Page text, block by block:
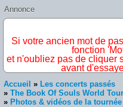
Annonce
Si votre ancien mot de
fonction
et n'oubliez pas de cliquer
avant
Accueil » Les concerts passés
» The Book Of Souls World Tour
» Photos & vidéos de la tournée